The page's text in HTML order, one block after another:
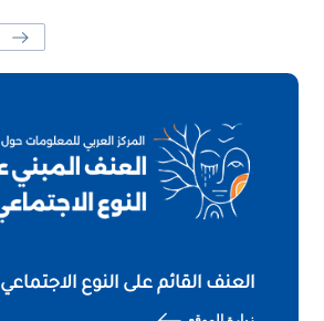
العنف القائم على النوع الاجتماعي